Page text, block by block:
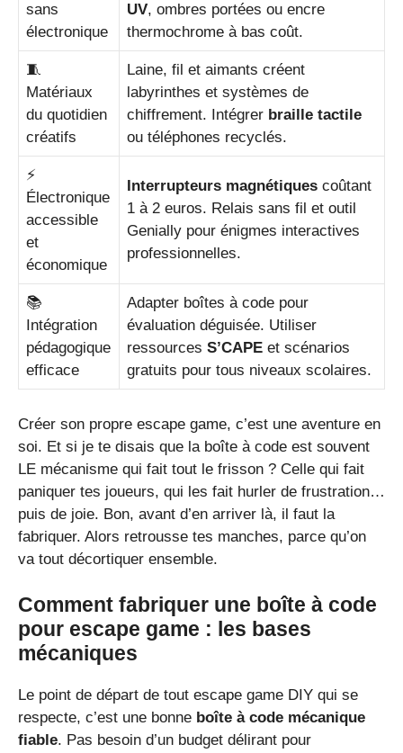
sans
électronique
UV, ombres portées ou encre
thermochrome à bas coût.
🧵
Matériaux
du quotidien
créatifs
Laine, fil et aimants créent
labyrinthes et systèmes de
chiffrement. Intégrer braille tactile
ou téléphones recyclés.
⚡
Électronique
accessible
et
économique
Interrupteurs magnétiques coûtant
1 à 2 euros. Relais sans fil et outil
Genially pour énigmes interactives
professionnelles.
📚
Intégration
pédagogique
efficace
Adapter boîtes à code pour
évaluation déguisée. Utiliser
ressources S’CAPE et scénarios
gratuits pour tous niveaux scolaires.
Créer son propre escape game, c’est une aventure en
soi. Et si je te disais que la boîte à code est souvent
LE mécanisme qui fait tout le frisson ? Celle qui fait
paniquer tes joueurs, qui les fait hurler de frustration…
puis de joie. Bon, avant d’en arriver là, il faut la
fabriquer. Alors retrousse tes manches, parce qu’on
va tout décortiquer ensemble.
Comment fabriquer une boîte à code
pour escape game : les bases
mécaniques
Le point de départ de tout escape game DIY qui se
respecte, c’est une bonne boîte à code mécanique
fiable. Pas besoin d’un budget délirant pour